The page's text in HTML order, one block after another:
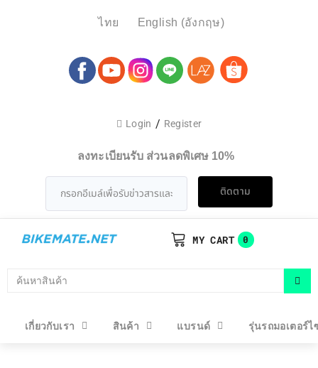
ไทย English (อังกฤษ)
ลงทะเบียนรับ ส่วนลดพิเศษ 10%
ติดตาม
Login / Register
เกี่ยวกับเรา สินค้า แบรนด์ รุ่นรถมอเตอร์ไ
MY CART 0